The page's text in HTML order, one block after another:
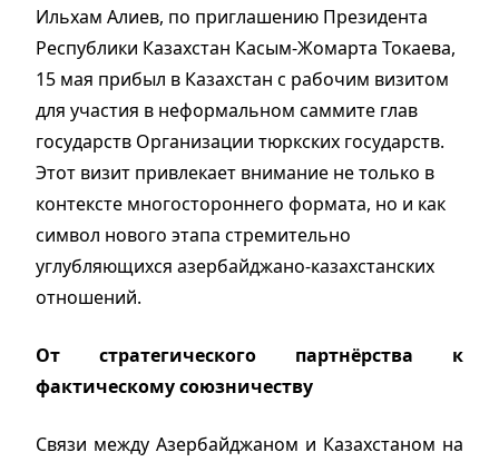
Ильхам Алиев, по приглашению Президента
Республики Казахстан Касым-Жомарта Токаева,
15 мая прибыл в Казахстан с рабочим визитом
для участия в неформальном саммите глав
государств Организации тюркских государств.
Этот визит привлекает внимание не только в
контексте многостороннего формата, но и как
символ нового этапа стремительно
углубляющихся азербайджано-казахстанских
отношений.
От стратегического партнёрства к
фактическому союзничеству
Связи между Азербайджаном и Казахстаном на